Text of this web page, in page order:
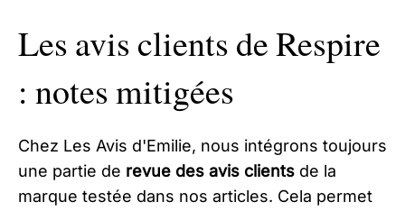
Les avis clients de Respire
: notes mitigées
Chez Les Avis d'Emilie, nous intégrons toujours
une partie de revue des avis clients de la
marque testée dans nos articles. Cela permet